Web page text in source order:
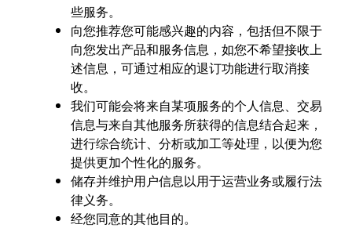
些服务。
向您推荐您可能感兴趣的内容，包括但不限于
向您发出产品和服务信息，如您不希望接收上
述信息，可通过相应的退订功能进行取消接
收。
我们可能会将来自某项服务的个人信息、交易
信息与来自其他服务所获得的信息结合起来，
进行综合统计、分析或加工等处理，以便为您
提供更加个性化的服务。
储存并维护用户信息以用于运营业务或履行法
律义务。
经您同意的其他目的。